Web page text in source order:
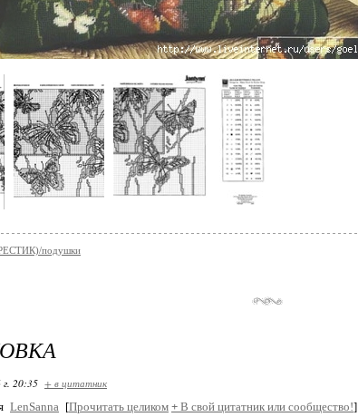
подушки
г. 20:35 + в цитатник
LenSanna [Прочитать целиком + В свой цитатник или сообщество!]